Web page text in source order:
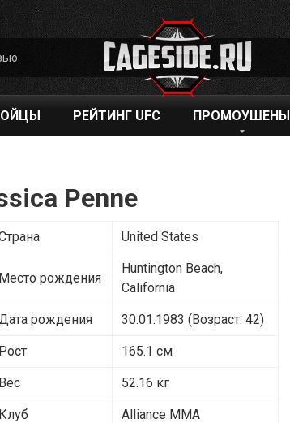
РЕЙТИНГ UFC ПРОМОУШЕНЫ
Penne
United States
Место рождения
Huntington Beach,
California
рождения 30.01.1983 (Возраст: 42)
Рост 165.1 см
Вес 52.16 кг
Клуб Alliance MMA